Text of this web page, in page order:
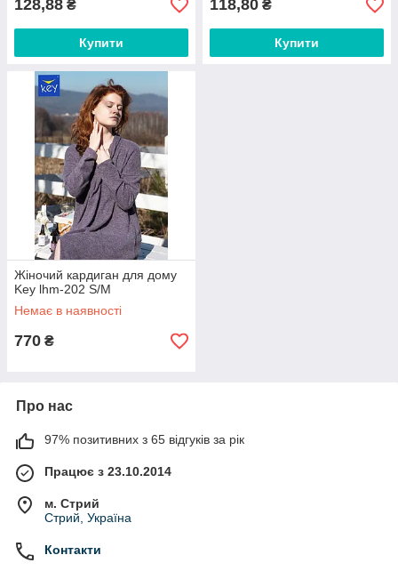
128,88 ₴
Купити
118,80 ₴
Купити
Жіночий кардиган для дому
Key lhm-202 S/M
Немає в наявності
770 ₴
Про нас
97% позитивних з 65 відгуків за рік
Працює з 23.10.2014
м. Стрий
Стрий, Україна
Контакти